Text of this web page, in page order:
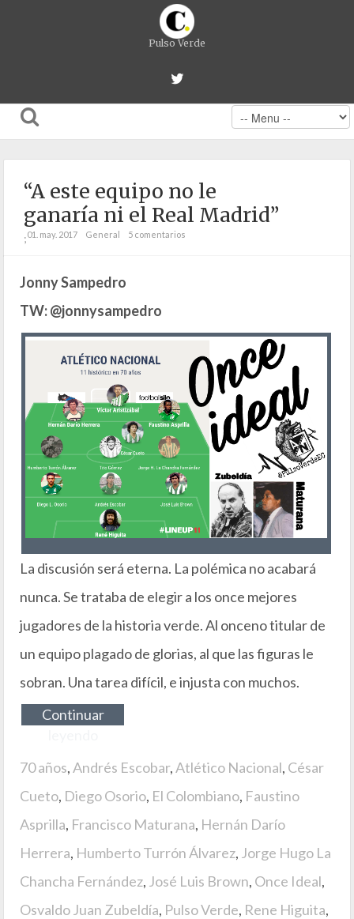
Pulso Verde
“A este equipo no le
ganaría ni el Real Madrid”
;01. may. 2017 General 5 comentarios
Jonny Sampedro
TW: @jonnysampedro
La discusión será eterna. La polémica no acabará
nunca. Se trataba de elegir a los once mejores
jugadores de la historia verde. Al onceno titular de
un equipo plagado de glorias, al que las figuras le
sobran. Una tarea difícil, e injusta con muchos.
Continuar
70 años,Andrés Escobar,Atlético Nacional, César
Cueto, Diego Osorio, El Colombiano, Faustino
Asprilla, Francisco Maturana, Hernán Darío
Herrera, Humberto Turrón Álvarez, Jorge Hugo La
Chancha Fernández, José Luis Brown, Once Ideal,
Osvaldo Juan Zubeldía, Pulso Verde, Rene Higuita,